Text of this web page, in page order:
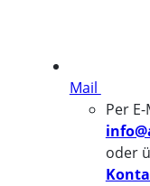
Mail
Per
oder